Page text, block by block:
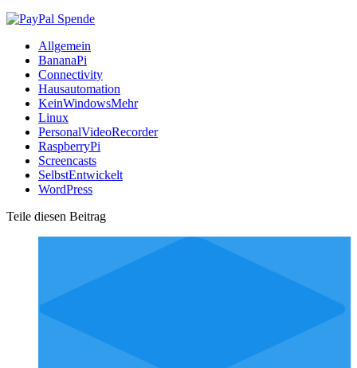
Allgemein
BananaPi
Connectivity
Hausautomation
KeinWindowsMehr
Linux
PersonalVideoRecorder
RaspberryPi
Screencasts
SelbstEntwickelt
WordPress
Teile diesen Beitrag